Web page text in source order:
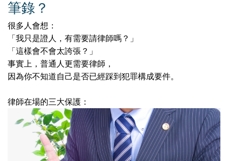
筆錄？
很多人會想：
「我只是證人，有需要請律師嗎？」
「這樣會不會太誇張？」
事實上，普通人更需要律師，
因為你不知道自己是否已經踩到犯罪構成要件。
律師在場的三大保護：